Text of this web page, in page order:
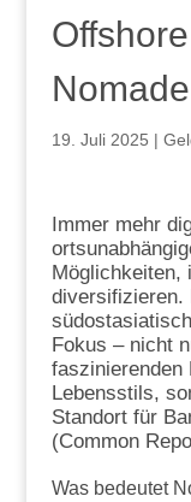
19. Juli 2025 |
Immer mehr
Möglichkeiten,
diversifizieren.
Fokus – nicht
faszinierenden
Lebensstils,
Standort für
(Common
Was bedeutet